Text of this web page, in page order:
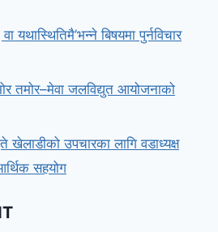
यथास्थितिमै’भन्ने बिषयमा पुर्नविचार
तमोर–मेवा जलविद्युत आयोजनाको
उपचारका लागि वडाध्यक्ष
सहयोग